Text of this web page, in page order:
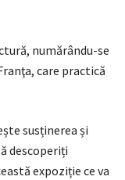
numărându-se
care practică
susținerea și
descoperiți
expoziție ce va